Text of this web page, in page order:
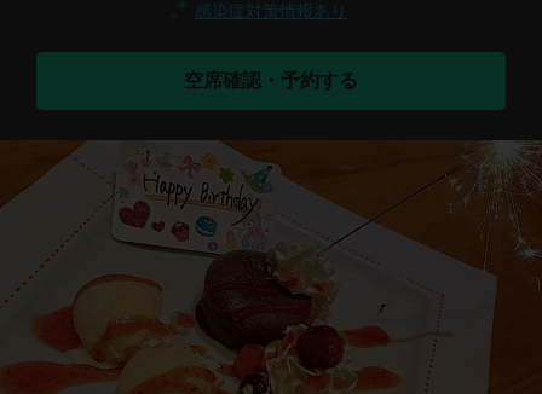
感染症対策情報あり
空席確認・予約する